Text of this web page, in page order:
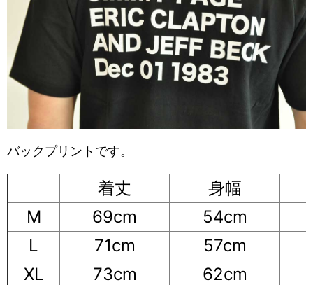
バックプリントです。
着丈
身幅
M
69cm 54cm
L
71cm 57cm
XL
73cm 62cm